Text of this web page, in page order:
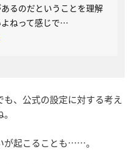
るのだということを理解
ねって感じで…
、公式の設定に対する考え
が起こることも……。